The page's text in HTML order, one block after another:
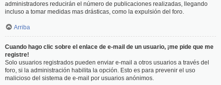
administradores reducirán el número de publicaciones realizadas, llegando
incluso a tomar medidas mas drásticas, como la expulsión del foro.
Arriba
Cuando hago clic sobre el enlace de e-mail de un usuario, ¡me pide que me
registre!
Solo usuarios registrados pueden enviar e-mail a otros usuarios a través del
foro, si la administración habilita la opción. Esto es para prevenir el uso
malicioso del sistema de e-mail por usuarios anónimos.